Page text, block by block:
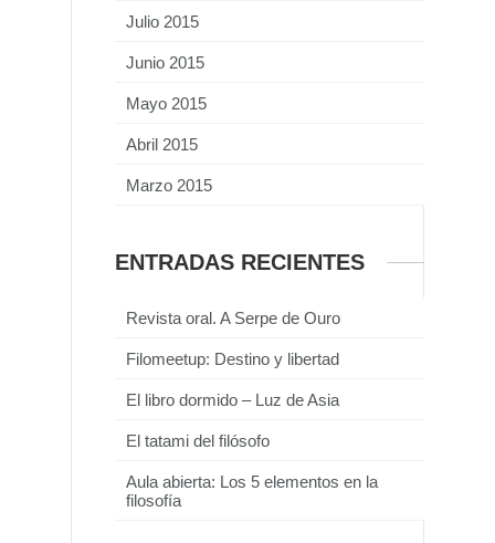
Julio 2015
Junio 2015
Mayo 2015
Abril 2015
Marzo 2015
ENTRADAS RECIENTES
Revista oral. A Serpe de Ouro
Filomeetup: Destino y libertad
El libro dormido – Luz de Asia
El tatami del filósofo
Aula abierta: Los 5 elementos en la
filosofía